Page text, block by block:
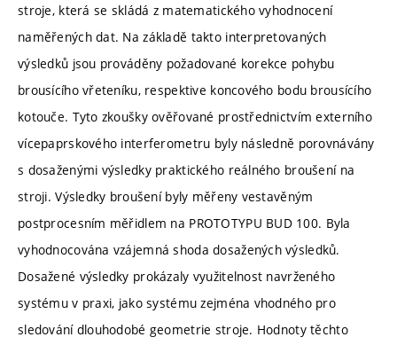
stroje, která se skládá z matematického vyhodnocení
naměřených dat. Na základě takto interpretovaných
výsledků jsou prováděny požadované korekce pohybu
brousícího vřeteníku, respektive koncového bodu brousícího
kotouče. Tyto zkoušky ověřované prostřednictvím externího
vícepaprskového interferometru byly následně porovnávány
s dosaženými výsledky praktického reálného broušení na
stroji. Výsledky broušení byly měřeny vestavěným
postprocesním měřidlem na PROTOTYPU BUD 100. Byla
vyhodnocována vzájemná shoda dosažených výsledků.
Dosažené výsledky prokázaly využitelnost navrženého
systému v praxi, jako systému zejména vhodného pro
sledování dlouhodobé geometrie stroje. Hodnoty těchto